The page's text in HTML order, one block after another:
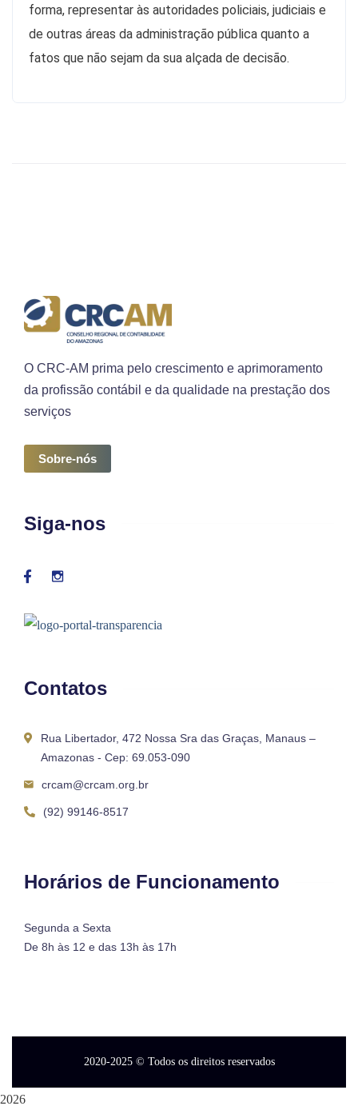
forma, representar às autoridades policiais, judiciais e
de outras áreas da administração pública quanto a
fatos que não sejam da sua alçada de decisão.
O CRC-AM prima pelo crescimento e aprimoramento
da profissão contábil e da qualidade na prestação dos
serviços
Sobre-nós
Siga-nos
Contatos
Rua Libertador, 472 Nossa Sra das Graças, Manaus –
Amazonas - Cep: 69.053-090
crcam@crcam.org.br
(92) 99146-8517
Horários de Funcionamento
Segunda a Sexta
De 8h às 12 e das 13h às 17h
2020-2025© Todos os direitos reservados
2026